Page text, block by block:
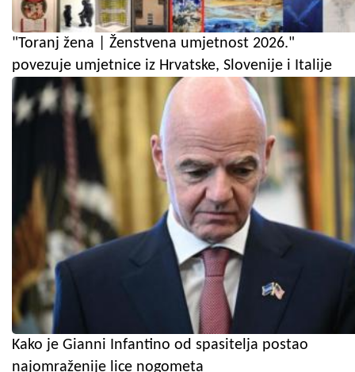
"Toranj žena | Ženstvena umjetnost 2026."
povezuje umjetnice iz Hrvatske, Slovenije i Italije
Kako je Gianni Infantino od spasitelja postao
najomraženije lice nogometa